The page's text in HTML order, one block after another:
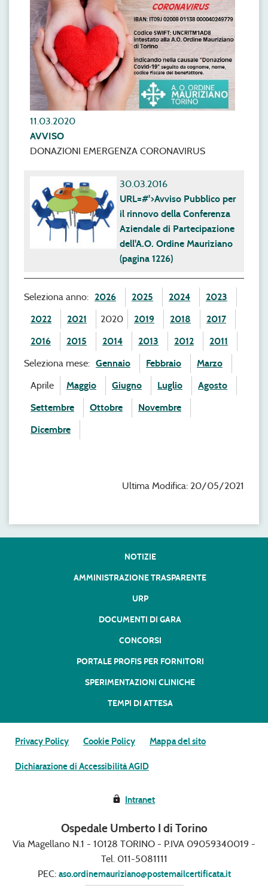
11.03.2020
AVVISO
DONAZIONI EMERGENZA CORONAVIRUS
30.03.2016
URL=#'>Avviso Pubblico per
il rinnovo della Conferenza
Aziendale di Partecipazione
dell'A.O. Ordine Mauriziano
(pagina 1226)
Seleziona anno: 2026 2025 2024
2023
2022
2021 2020 2019 2018
2017
2016
2015 2014 2013 2012
2011
Seleziona mese: Gennaio Febbraio
Marzo
Aprile
Maggio Giugno Luglio
Agosto
Settembre
Ottobre
Novembre
Dicembre
Ultima Modifica: 20/05/2021
NOTIZIE
AMMINISTRAZIONE TRASPARENTE
URP
DOCUMENTI DI GARA
CONCORSI
PORTALE PROFIS PER FORNITORI
SPERIMENTAZIONI CLINICHE
TEMPI DI ATTESA
Privacy Policy Cookie Policy Mappa del sito
Dichiarazione di Accessibilità AGID
Intranet
Ospedale Umberto I di Torino
Via Magellano N.1 - 10128 TORINO - P.IVA 09059340019 -
Tel. 011-5081111
PEC: aso.ordinemauriziano@postemailcertificata.it